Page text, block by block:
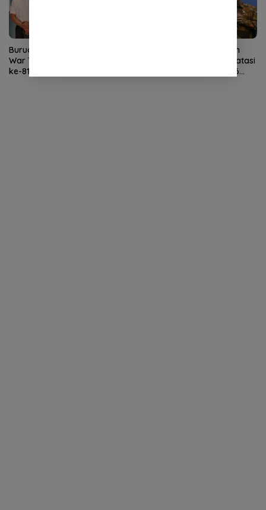
Buruan Daftar! Istana Buka
War Tiket Ikuti Upacara HUT
ke-81 RI di Istana
Mendikdasmen Terbitkan
Aturan Sekolah Aman, Batasi
Gawai Siswa di Bawah 16